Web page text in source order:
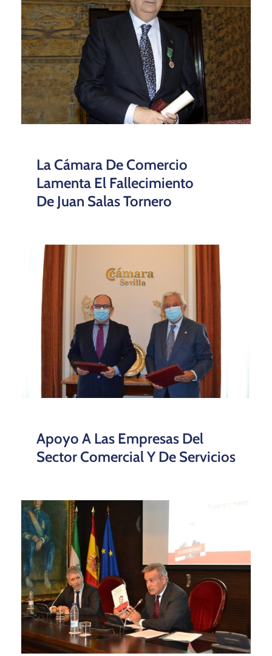
La Cámara De Comercio
Lamenta El Fallecimiento
De Juan Salas Tornero
Apoyo A Las Empresas Del
Sector Comercial Y De Servicios